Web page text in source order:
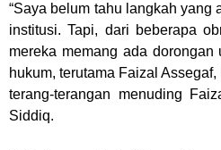
“Saya belum tahu langkah yang
institusi. Tapi, dari beberapa
mereka memang ada dorongan
hukum, terutama Faizal
terang-terangan menuding
Siddiq.